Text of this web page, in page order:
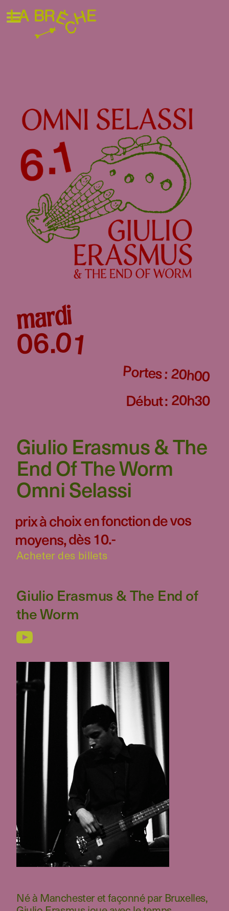
mardi
01
.
06
Portes :20h00
Début :20h30
Giulio Erasmus & The
End Of The Worm
Omni Selassi
prix à choix en fonction de vos
moyens, dès 10.-
Acheter des billets
Giulio Erasmus & The End of
the Worm
Né à Manchester et façonné par Bruxelles,